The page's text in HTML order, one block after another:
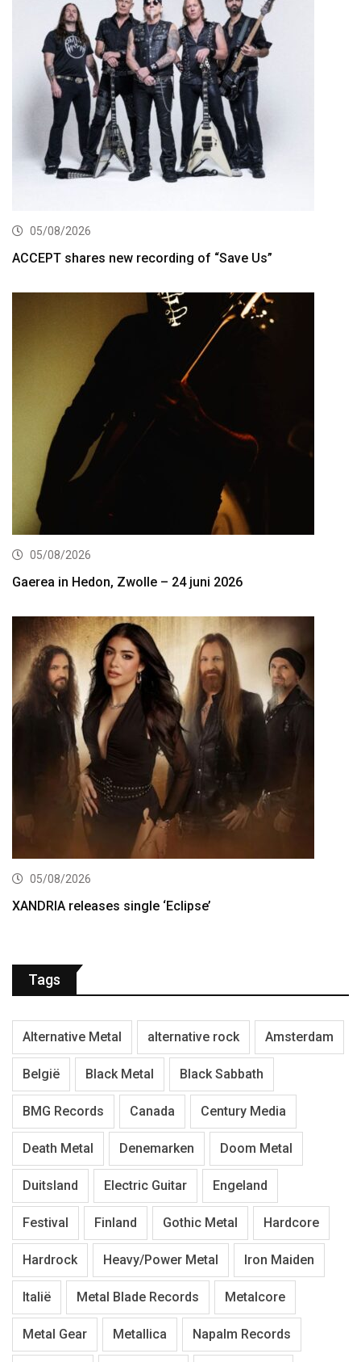
05/08/2026
ACCEPT shares new recording of “Save Us”
05/08/2026
Gaerea in Hedon, Zwolle – 24 juni 2026
05/08/2026
XANDRIA releases single ‘Eclipse’
Tags
Alternative Metal alternative rock Amsterdam
België Black Metal Black Sabbath
BMG Records Canada Century Media
Death Metal Denemarken Doom Metal
Duitsland Electric Guitar Engeland
Festival Finland Gothic Metal Hardcore
Hardrock Heavy/Power Metal Iron Maiden
Italië Metal Blade Records Metalcore
Metal Gear Metallica Napalm Records